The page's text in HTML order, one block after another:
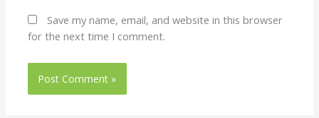
Save my name, email, and website in this browser
for the next time I comment.